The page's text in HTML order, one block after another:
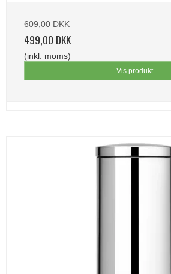
609,00 DKK
499,00 DKK
(inkl. moms)
Vis produkt